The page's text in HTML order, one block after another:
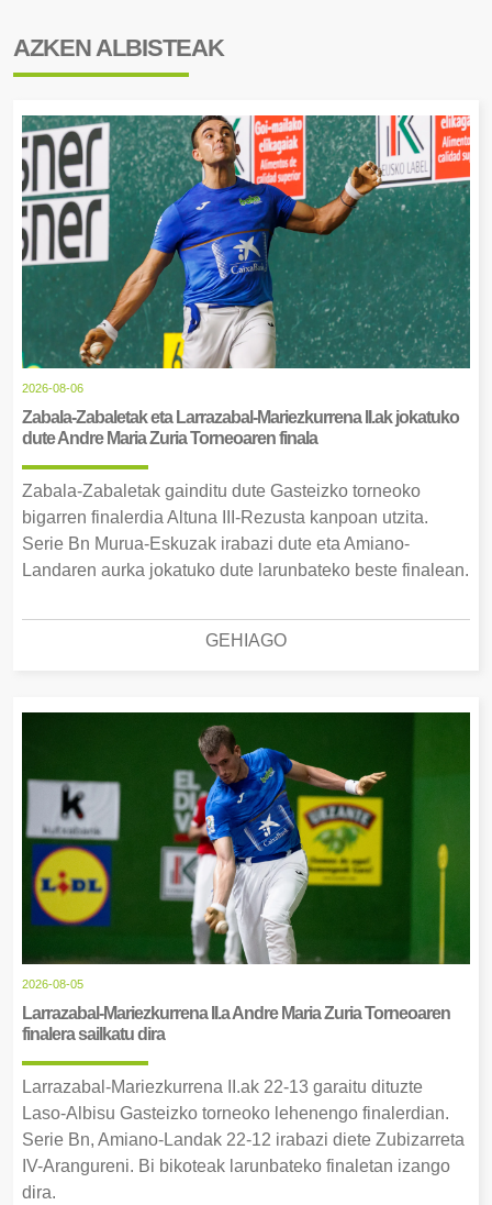
AZKEN ALBISTEAK
2026-08-06
Zabala-Zabaletak eta Larrazabal-Mariezkurrena II.ak jokatuko
dute Andre Maria Zuria Torneoaren finala
Zabala-Zabaletak gainditu dute Gasteizko torneoko
bigarren finalerdia Altuna III-Rezusta kanpoan utzita.
Serie Bn Murua-Eskuzak irabazi dute eta Amiano-
Landaren aurka jokatuko dute larunbateko beste finalean.
GEHIAGO
2026-08-05
Larrazabal-Mariezkurrena II.a Andre Maria Zuria Torneoaren
finalera sailkatu dira
Larrazabal-Mariezkurrena II.ak 22-13 garaitu dituzte
Laso-Albisu Gasteizko torneoko lehenengo finalerdian.
Serie Bn, Amiano-Landak 22-12 irabazi diete Zubizarreta
IV-Arangureni. Bi bikoteak larunbateko finaletan izango
dira.